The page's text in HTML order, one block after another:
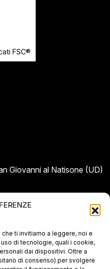
che ti invitiamo a leggere, noi e
di tecnologie, quali i cookie,
dai dispositivi. Oltre a
di consenso) per svolgere
FSC®
Giovanni al Natisone (UD)